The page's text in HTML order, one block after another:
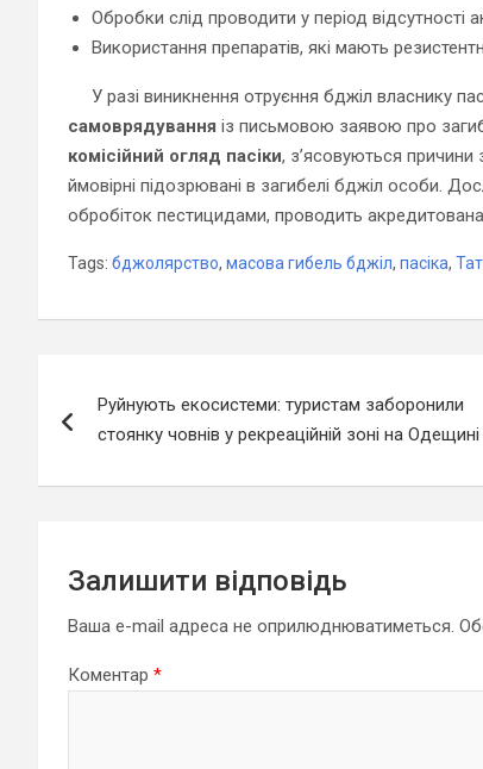
Обробки слід проводити у період відсутності
Використання препаратів, які мають
У разі виникнення отруєння бджіл власнику
самоврядування із письмовою заявою про
комісійний огляд пасіки, з’ясовуються причини
ймовірні підозрювані в загибелі бджіл особи.
обробіток пестицидами, проводить акредитована
Tags: бджолярство, масова гибель бджіл, пасіка,
записів
Руйнують екосистеми: туристам заборонили
стоянку човнів у рекреаційній зоні на Одещині
Залишити відповідь
Ваша e-mail адреса не оприлюднюватиметься.
Коментар *